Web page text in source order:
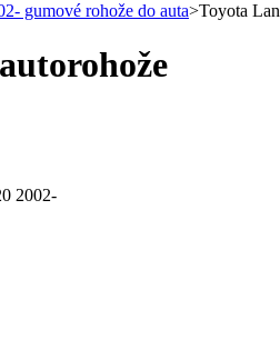
gumové rohože do auta>Toyota
2002-